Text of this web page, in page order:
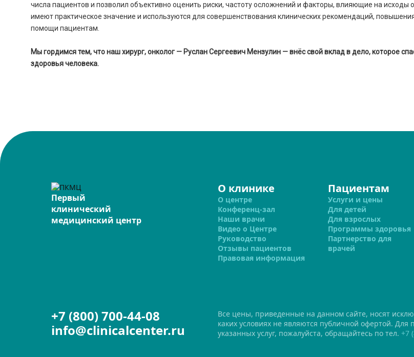
числа пациентов и позволил объективно оценить риски, частоту осложнений и факторы, влияющие на исходы
имеют практическое значение и используются для совершенствования клинических рекомендаций,
помощи пациентам.
Мы гордимся тем, что наш хирург, онколог — Руслан Сергеевич Мензулин — внёс свой вклад в дело, которое
здоровья человека.
Первый
клинический
медицинский центр
О клинике
О центре
Конференц-зал
Наши врачи
Видео о Центре
Руководство
Отзывы пациентов
Правовая информация
Пациентам
Услуги и цены
Для детей
Для взрослых
Программы здоровья
Партнерство для
врачей
+7 (800) 700-44-08
info@clinicalcenter.ru
Все цены, приведенные на данном сайте, носят
каких условиях не являются публичной офертой.
указанных услуг, пожалуйста, обращайтесь по тел. +7